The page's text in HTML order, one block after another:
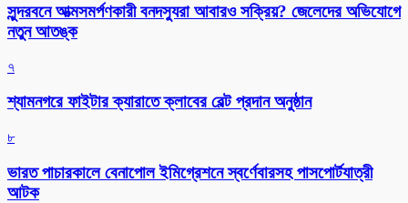
সুন্দরবনে আত্মসমর্পণকারী বনদস্যুরা আবারও সক্রিয়? জেলেদের অভিযোগে
নতুন আতঙ্ক
৭
শ্যামনগরে ফাইটার ক্যারাতে ক্লাবের বেল্ট প্রদান অনুষ্ঠান
৮
ভারত পাচারকালে বেনাপোল ইমিগ্রেশনে স্বর্ণেবারসহ পাসপোর্টযাত্রী
আটক